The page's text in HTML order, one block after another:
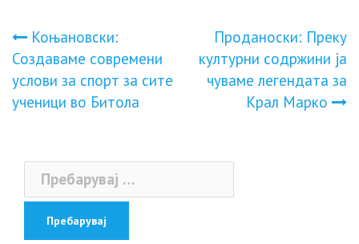
Навигација
на
напис
Коњановски:
Создаваме современи
услови за спорт за сите
ученици во Битола
Проданоски: Преку
културни содржини ја
чуваме легендата за
Крал Марко
Пребарувај
за: